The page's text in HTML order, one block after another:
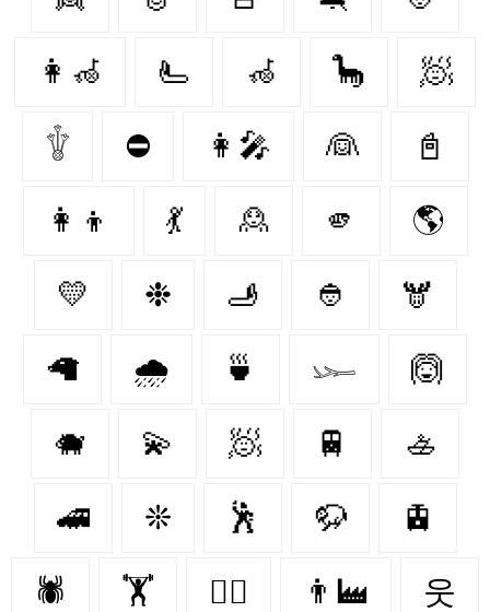
👩‍🦽‍ 🫷 🦽 🦕 🧖‍
𓇚 ⛔ 👩‍🎤 👰‍ 📓
👩‍👦 💃 🙎‍ 🫵 🌎
💛 ❉ 🫸 👲 🫎
🦙 🌧 🍵 𓆱 🙆
🐗 💫 🧖 🚆 🚣
🚄 ❊ 🕺 🦬 🚊
🕷️ 🏋 👩‍⚕️ 👨‍🏭 웃